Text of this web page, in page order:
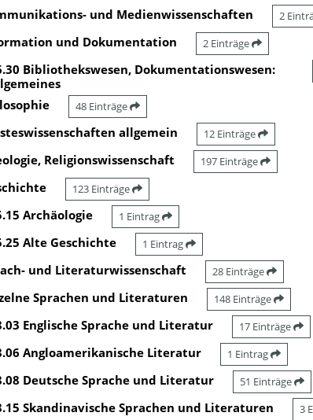
und Medienwissenschaften
2
und Dokumentation 2 Einträge
Bibliothekswesen, Dokumentationswesen:
48 Einträge
allgemein 12 Einträge
Religionswissenschaft 197 Einträge
123 Einträge
Archäologie 1 Eintrag
Alte Geschichte 1 Eintrag
und Literaturwissenschaft 28 Einträge
Sprachen und Literaturen 148 Einträge
Englische Sprache und Literatur 17 Einträge
Angloamerikanische Literatur 1 Eintrag
Deutsche Sprache und Literatur 51 Einträge
Skandinavische Sprachen und Literaturen 3